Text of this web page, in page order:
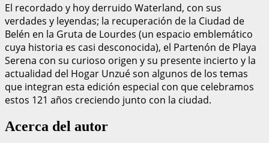
El recordado y hoy derruido Waterland, con sus
verdades y leyendas; la recuperación de la Ciudad de
Belén en la Gruta de Lourdes (un espacio emblemático
cuya historia es casi desconocida), el Partenón de Playa
Serena con su curioso origen y su presente incierto y la
actualidad del Hogar Unzué son algunos de los temas
que integran esta edición especial con que celebramos
estos 121 años creciendo junto con la ciudad.
Acerca del autor